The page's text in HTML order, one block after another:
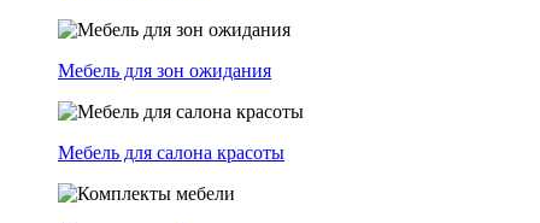
Мебель для зон ожидания
Мебель для салона красоты